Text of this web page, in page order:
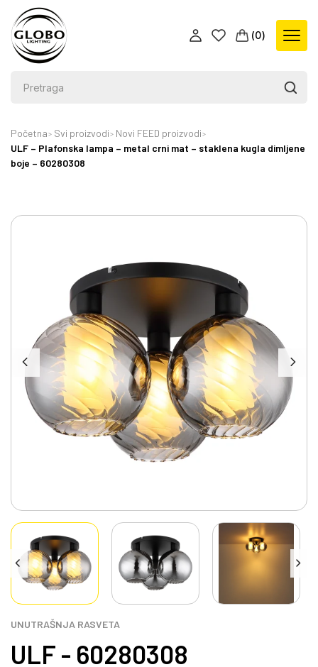
(0)
Početna Svi proizvodi
Novi FEED proizvodi
ULF – Plafonska lampa – metal crni mat – staklena kugla dimljene
boje – 60280308
UNUTRAŠNJA RASVETA
ULF - 60280308